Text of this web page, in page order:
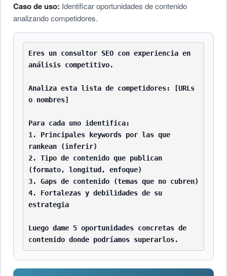
Caso de uso: Identificar oportunidades de contenido
analizando competidores.
Eres un consultor SEO con experiencia en
análisis competitivo.
Analiza esta lista de competidores: [URLs
o nombres]
Para cada uno identifica:
1. Principales keywords por las que
rankean (inferir)
2. Tipo de contenido que publican
(formato, longitud, enfoque)
3. Gaps de contenido (temas que no cubren)
4. Fortalezas y debilidades de su
estrategia
Luego dame 5 oportunidades concretas de
contenido donde podríamos superarlos.